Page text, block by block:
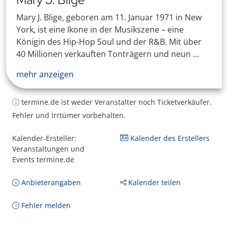
Mary J. Blige, geboren am 11. Januar 1971 in New
York, ist eine Ikone in der Musikszene – eine
Königin des Hip-Hop Soul und der R&B. Mit über
40 Millionen verkauften Tonträgern und neun ...
mehr anzeigen
termine.de ist weder Veranstalter noch Ticketverkäufer.
Fehler und Irrtümer vorbehalten.
Kalender-Ersteller:
Veranstaltungen und
Events termine.de
Kalender des Erstellers
Anbieterangaben Kalender teilen
Fehler melden